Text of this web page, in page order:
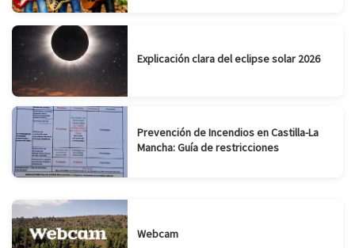
Explicación clara del eclipse solar 2026
Prevención de Incendios en Castilla-La
Mancha: Guía de restricciones
Webcam